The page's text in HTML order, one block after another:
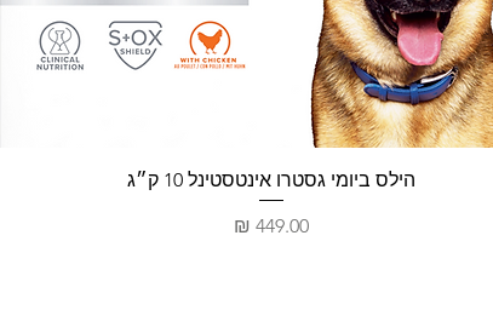
תצוגה מהירה
הילס ביומי גסטרו אינטסטינל 10 ק״ג
מחיר